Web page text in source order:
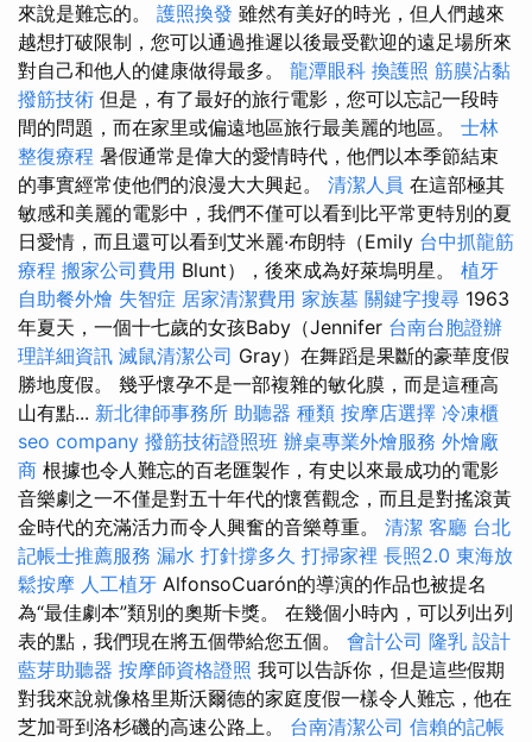
來說是難忘的。 護照換發 雖然有美好的時光，但人們越來
越想打破限制，您可以通過推遲以後最受歡迎的遠足場所來
對自己和他人的健康做得最多。 龍潭眼科 換護照 筋膜沾黏
撥筋技術 但是，有了最好的旅行電影，您可以忘記一段時
間的問題，而在家里或偏遠地區旅行最美麗的地區。 士林
整復療程 暑假通常是偉大的愛情時代，他們以本季節結束
的事實經常使他們的浪漫大大興起。 清潔人員 在這部極其
敏感和美麗的電影中，我們不僅可以看到比平常更特別的夏
日愛情，而且還可以看到艾米麗·布朗特（Emily 台中抓龍筋
療程 搬家公司費用 Blunt），後來成為好萊塢明星。 植牙
自助餐外燴 失智症 居家清潔費用 家族墓 關鍵字搜尋 1963
年夏天，一個十七歲的女孩Baby（Jennifer 台南台胞證辦
理詳細資訊 滅鼠清潔公司 Gray）在舞蹈是果斷的豪華度假
勝地度假。 幾乎懷孕不是一部複雜的敏化膜，而是這種高
山有點... 新北律師事務所 助聽器 種類 按摩店選擇 冷凍櫃
seo company 撥筋技術證照班 辦桌專業外燴服務 外燴廠
商 根據也令人難忘的百老匯製作，有史以來最成功的電影
音樂劇之一不僅是對五十年代的懷舊觀念，而且是對搖滾黃
金時代的充滿活力而令人興奮的音樂尊重。 清潔 客廳 台北
記帳士推薦服務 漏水 打針撐多久 打掃家裡 長照2.0 東海放
鬆按摩 人工植牙 AlfonsoCuarón的導演的作品也被提名
為“最佳劇本”類別的奧斯卡獎。 在幾個小時內，可以列出列
表的點，我們現在將五個帶給您五個。 會計公司 隆乳 設計
藍芽助聽器 按摩師資格證照 我可以告訴你，但是這些假期
對我來說就像格里斯沃爾德的家庭度假一樣令人難忘，他在
芝加哥到洛杉磯的高速公路上。 台南清潔公司 信賴的記帳